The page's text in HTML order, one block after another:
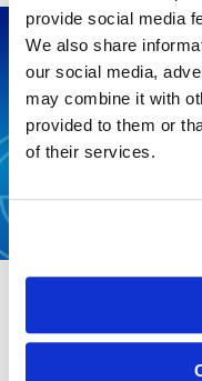
provide social media
We also share
our social media,
may combine it with
provided to them or
of their services.